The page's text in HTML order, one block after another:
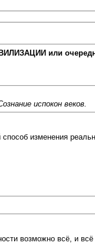
или
испокон веков.
изменения
возможно всё, и